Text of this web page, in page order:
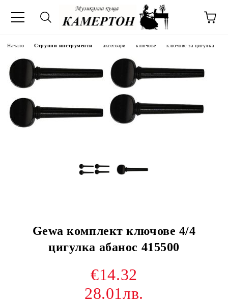
Начало Струнни инструменти аксесоари ключове ключове за цигулка
Gewa комплект ключове 4/4
цигулка абанос 415500
€14.32
28.01лв.